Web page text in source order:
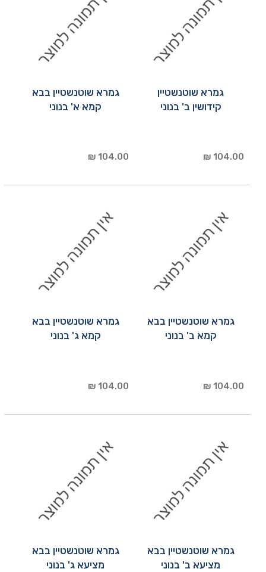
גמרא שוטנשטיין
קידושין ב' בנוני
104.00 ₪
גמרא שוטנשטיין בבא
קמא א' בנוני
104.00 ₪
גמרא שוטנשטיין בבא
קמא ב' בנוני
104.00 ₪
גמרא שוטנשטיין בבא
קמא ג' בנוני
104.00 ₪
גמרא שוטנשטיין בבא
מציעא ב' בנוני
גמרא שוטנשטיין בבא
מציעא ג' בנוני